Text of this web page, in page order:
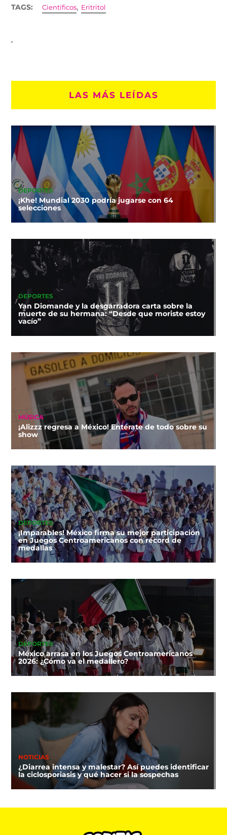
TAGS: Científicos, Eritritol
LAS MÁS LEÍDAS
DEPORTES
¡Khe! Mundial 2030 podría jugarse con 64
selecciones
DEPORTES
Yan Diomande y la desgarradora carta sobre la
muerte de su hermana: “Desde que moriste estoy
vacío”
MÚSICA
¡Alizzz regresa a México! Entérate de todo sobre su
show
DEPORTES
¡Imparables! México firma su mejor participación
en Juegos Centroamericanos con récord de
medallas
DEPORTES
México arrasa en los Juegos Centroamericanos
2026: ¿Cómo va el medallero?
NOTICIAS
¿Diarrea intensa y malestar? Así puedes identificar
la ciclosporiasis y qué hacer si la sospechas